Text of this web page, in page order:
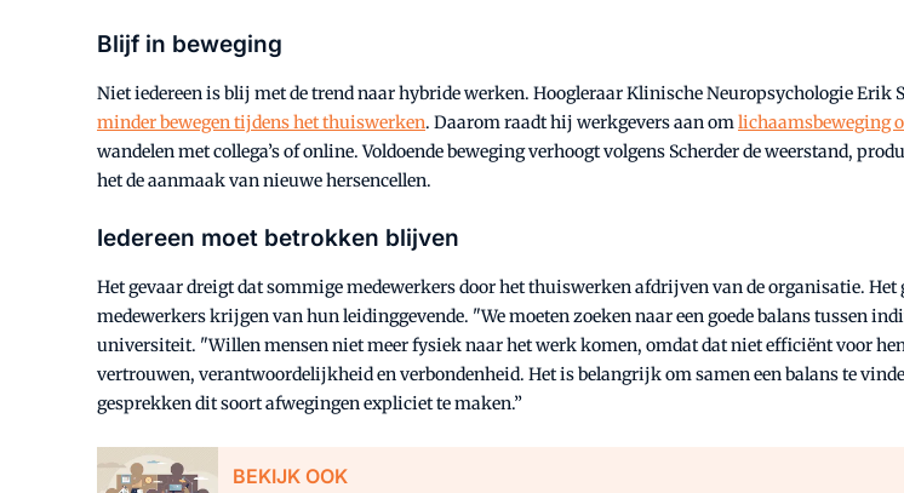
Blijf in beweging
Niet iedereen is blij met de trend naar hybride werken. Hoogleraar Klinische Neuropsychologie
minder bewegen tijdens het thuiswerken. Daarom raadt hij werkgevers aan omlichaamsbeweging
wandelen met collega’s of online. Voldoende beweging verhoogt volgens Scherder de weerstand,
het de aanmaak van nieuwe hersencellen.
Iedereen moet betrokken blijven
Het gevaar dreigt dat sommige medewerkers door het thuiswerken afdrijven van de organisatie.
medewerkers krijgen van hun leidinggevende. "We moeten zoeken naar een goede balans tussen
universiteit. "Willen mensen niet meer fysiek naar het werk komen, omdat dat niet efficiënt voor
vertrouwen, verantwoordelijkheid en verbondenheid. Het is belangrijk om samen een balans te
gesprekken dit soort afwegingen expliciet te maken.”
BEKIJK OOK